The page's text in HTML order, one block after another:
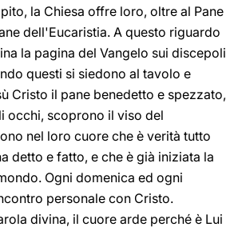
la Chiesa offre loro, oltre al Pane
dell'Eucaristia. A questo riguardo
la pagina del Vangelo sui discepoli
questi si siedono al tavolo e
Cristo il pane benedetto e spezzato,
occhi, scoprono il viso del
nel loro cuore che è verità tutto
detto e fatto, e che è già iniziata la
Ogni domenica ed ogni
personale con Cristo.
divina, il cuore arde perché è Lui